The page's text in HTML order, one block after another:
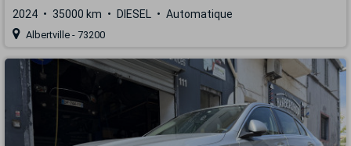
2024 35000 km DIESEL Automatique
Albertville - 73200